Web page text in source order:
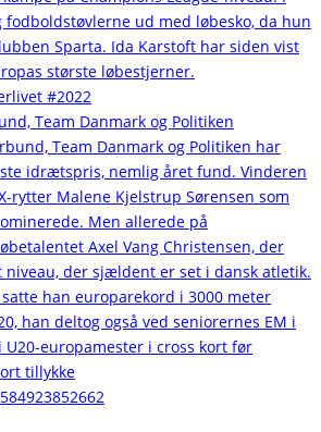
Team Danmark og Politiken